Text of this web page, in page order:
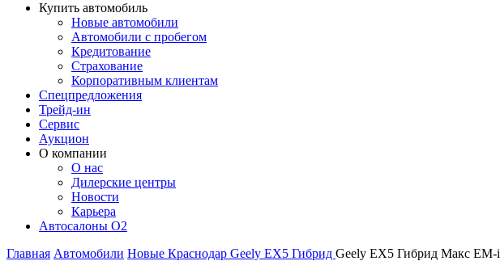
Купить автомобиль
Новые автомобили
Автомобили с пробегом
Кредитование
Страхование
Корпоративным клиентам
Спецпредложения
Трейд-ин
Сервис
Аукцион
О компании
О нас
Дилерские центры
Новости
Карьера
Автосалоны O2
Главная Автомобили Новые Краснодар Geely EX5 Гибрид Geely EX5 Гибрид Макс EM-i